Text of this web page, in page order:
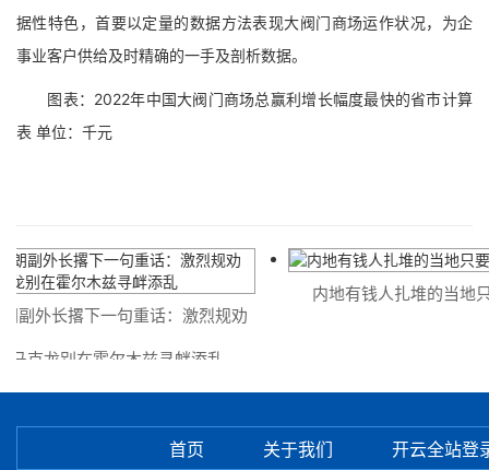
据性特色，首要以定量的数据方法表现大阀门商场运作状况，为企
事业客户供给及时精确的一手及剖析数据。
图表：2022年中国大阀门商场总赢利增长幅度最快的省市计算
表 单位：千元
副外长撂下一句重话：激烈规劝
克龙别在霍尔木兹寻衅添乱
内地有钱人扎堆的当地只
首页 关于我们 开云全站登